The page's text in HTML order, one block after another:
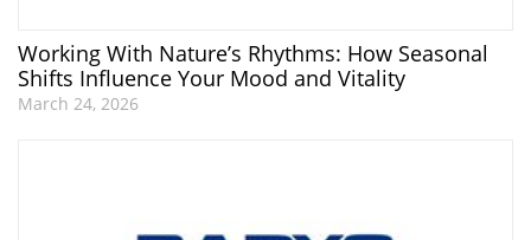
Working With Nature’s Rhythms: How Seasonal
Shifts Influence Your Mood and Vitality
March 24, 2026